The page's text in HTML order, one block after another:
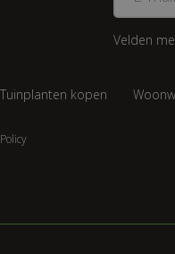
Velden
Tuinplanten kopen